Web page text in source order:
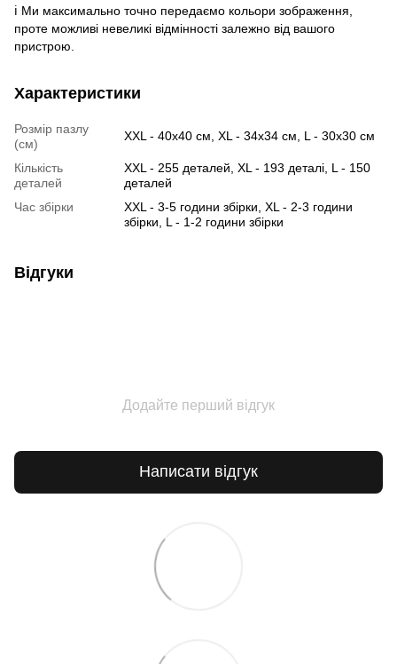
ℹ️ Ми максимально точно передаємо кольори зображення,
проте можливі невеликі відмінності залежно від вашого
пристрою.
Характеристики
Розмір пазлу
(см)
XXL - 40х40 см, XL - 34х34 см, L - 30х30 см
Кількість
деталей
XXL - 255 деталей, XL - 193 деталі, L - 150
деталей
Час збірки
XXL - 3-5 години збірки, XL - 2-3 години
збірки, L - 1-2 години збірки
Відгуки
Додайте перший відгук
Написати відгук